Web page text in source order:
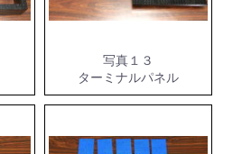
写真１３
ターミナルパネル